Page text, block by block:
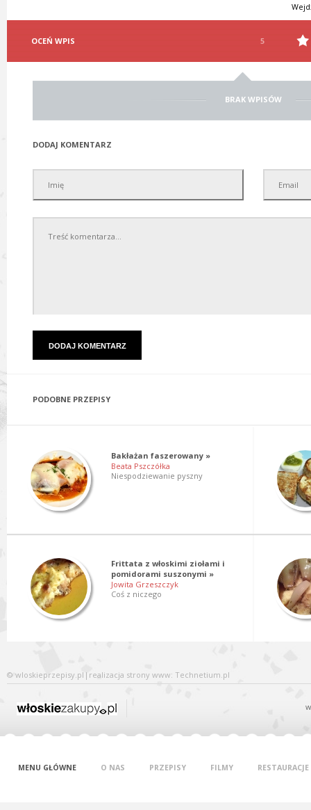
OCEŃ WPIS 5
BRAK WPISÓW
DODAJ KOMENTARZ
PODOBNE PRZEPISY
Bakłażan faszerowany »
Beata Pszczółka
Niespodziewanie pyszny
Frittata z włoskimi ziołami i
pomidorami suszonymi »
Jowita Grzeszczyk
Coś z niczego
© wloskieprzepisy.pl | realizacja strony www: Technetium.pl
MENU GŁÓWNE O NAS PRZEPISY FILMY RESTAURACJE